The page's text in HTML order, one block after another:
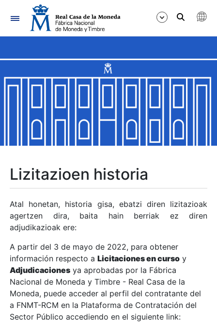
Nabigazioa
Erakutsi/Ezkutatu
Erakutsi/Ezkutatu
Erakutsi/Ezkutatu
Erakutsi/Ezkutatu
Erakutsi/Ezkutatu
Erakutsi/Ezkutatu
Erakutsi/Ezkutatu
Lizitazioen historia
Atal honetan, historia gisa, ebatzi diren lizitazioak
agertzen dira, baita hain berriak ez diren
adjudikazioak ere:
A partir del 3 de mayo de 2022, para obtener
información respecto a Licitaciones en curso y
Adjudicaciones ya aprobadas por la Fábrica
Nacional de Moneda y Timbre - Real Casa de la
Moneda, puede acceder al perfil del contratante del
a FNMT-RCM en la Plataforma de Contratación del
Sector Público accediendo en el siguiente link: